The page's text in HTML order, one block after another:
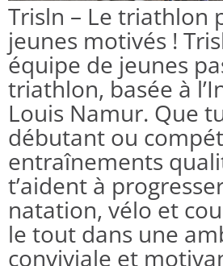
Trisln – Le triathlon
jeunes motivés !
équipe de jeunes
triathlon, basée à
Louis Namur. Que
débutant ou
entraînements
t’aident à
natation, vélo et
le tout dans une
conviviale et